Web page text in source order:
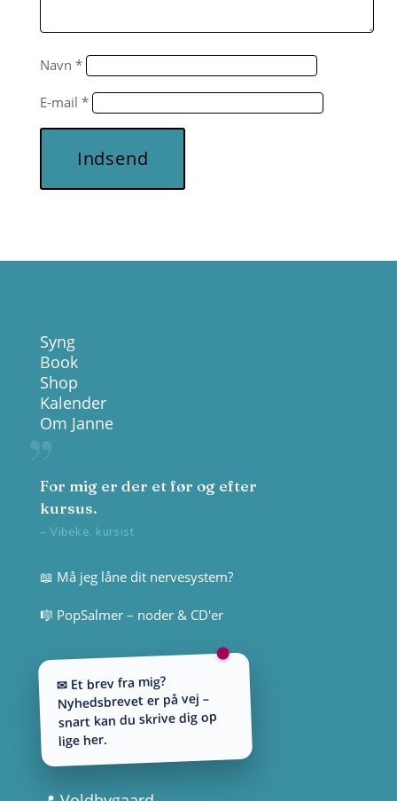
Navn *
E-mail *
Indsend
Syng
Book
Shop
Kalender
Om Janne
For mig er der et før og efter
kursus.
– Vibeke, kursist
📖 Må jeg låne dit nervesystem?
🎼 PopSalmer – noder & CD'er
✉ Et brev fra mig?
Nyhedsbrevet er på vej –
snart kan du skrive dig op
lige her.